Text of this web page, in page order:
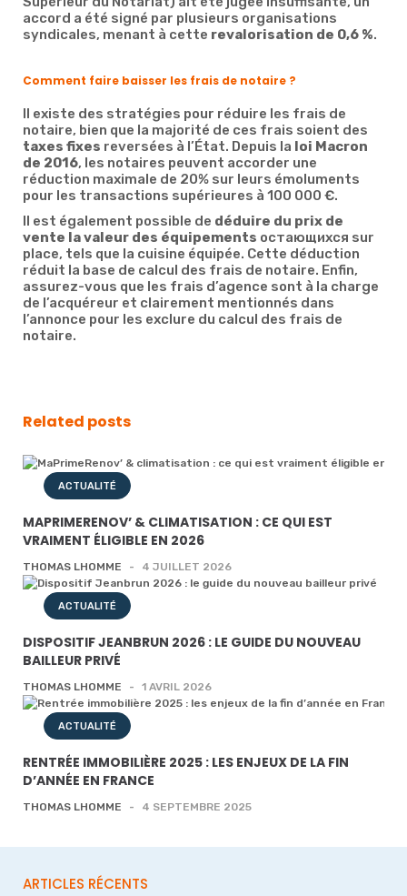
accord a été signé par plusieurs organisations
syndicales, menant à cette revalorisation de 0,6 %.
Comment faire baisser les frais de notaire ?
Il existe des stratégies pour réduire les frais de
notaire, bien que la majorité de ces frais soient des
taxes fixes reversées à l’État. Depuis la loi Macron
de 2016, les notaires peuvent accorder une
réduction maximale de 20% sur leurs émoluments
pour les transactions supérieures à 100 000 €.
Il est également possible de déduire du prix de
vente la valeur des équipements остающихся sur
place, tels que la cuisine équipée. Cette déduction
réduit la base de calcul des frais de notaire. Enfin,
assurez-vous que les frais d’agence sont à la charge
de l’acquéreur et clairement mentionnés dans
l’annonce pour les exclure du calcul des frais de
notaire.
Related posts
ACTUALITÉ
MAPRIMERENOV’ & CLIMATISATION : CE QUI EST
VRAIMENT ÉLIGIBLE EN 2026
THOMAS LHOMME - 4 JUILLET 2026
ACTUALITÉ
DISPOSITIF JEANBRUN 2026 : LE GUIDE DU NOUVEAU
BAILLEUR PRIVÉ
THOMAS LHOMME - 1 AVRIL 2026
ACTUALITÉ
RENTRÉE IMMOBILIÈRE 2025 : LES ENJEUX DE LA FIN
D’ANNÉE EN FRANCE
THOMAS LHOMME - 4 SEPTEMBRE 2025
ARTICLES RÉCENTS